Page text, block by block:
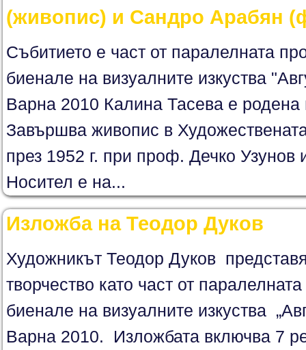
(живопис) и Сандро Арабян
Събитието е част от паралелната
биенале на визуалните изкуства
Варна 2010 Калина Тасева е
Завършва живопис в
през 1952 г. при проф. Дечко
Носител е на...
Изложба на Теодор Дуков
Художникът Теодор Дуков
творчество като част от
биенале на визуалните изкуства
Варна 2010. Изложбата включва 7